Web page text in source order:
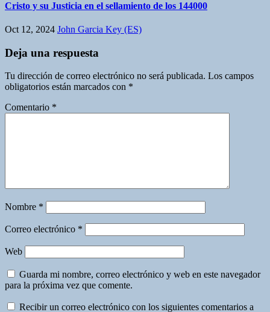
Cristo y su Justicia en el sellamiento de los 144000
Oct 12, 2024 John Garcia Key (ES)
Deja una respuesta
Tu dirección de correo electrónico no será publicada. Los campos
obligatorios están marcados con *
Comentario *
Nombre *
Correo electrónico *
Web
Guarda mi nombre, correo electrónico y web en este navegador
para la próxima vez que comente.
Recibir un correo electrónico con los siguientes comentarios a